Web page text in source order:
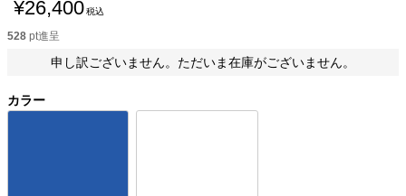
¥26,400税込
528 pt進呈
申し訳ございません。ただいま在庫がございません。
カラー